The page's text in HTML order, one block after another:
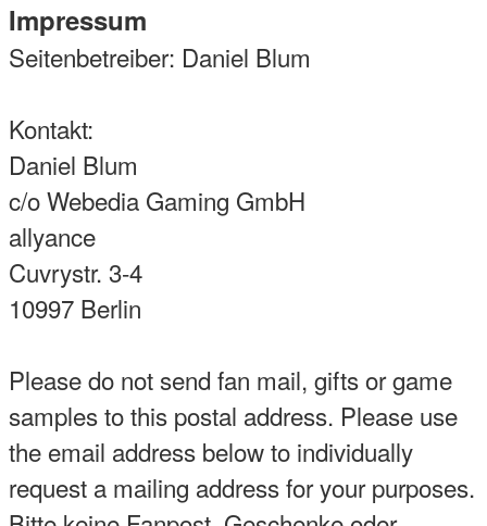
Impressum
Seitenbetreiber: Daniel Blum
Kontakt:
Daniel Blum
c/o Webedia Gaming GmbH
allyance
Cuvrystr. 3-4
10997 Berlin
Please do not send fan mail, gifts or game
samples to this postal address. Please use
the email address below to individually
request a mailing address for your purposes.